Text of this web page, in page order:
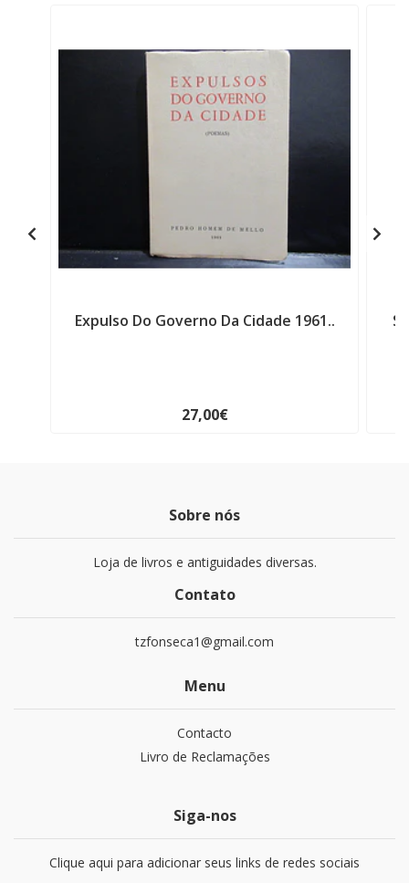
Expulso Do Governo Da Cidade 1961..
27,00€
Sobre nós
Loja de livros e antiguidades diversas.
Contato
tzfonseca1@gmail.com
Menu
Contacto
Livro de Reclamações
Siga-nos
Clique aqui para adicionar seus links de redes sociais